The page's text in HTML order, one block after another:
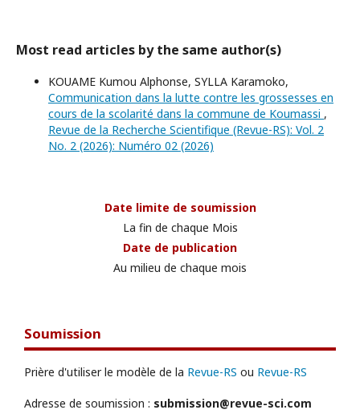
Most read articles by the same author(s)
KOUAME Kumou Alphonse, SYLLA Karamoko,
Communication dans la lutte contre les grossesses en
cours de la scolarité dans la commune de Koumassi ,
Revue de la Recherche Scientifique (Revue-RS): Vol. 2
No. 2 (2026): Numéro 02 (2026)
Date limite de soumission
La fin de chaque Mois
Date de publication
Au milieu de chaque mois
Soumission
Prière d'utiliser le modèle de la Revue-RS ou Revue-RS
Adresse de soumission : submission@revue-sci.com